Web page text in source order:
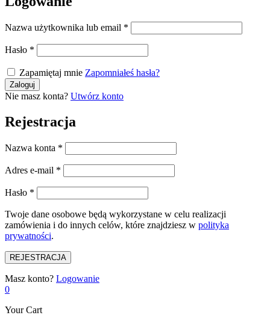
Nazwa użytkownika lub email *
Hasło *
Zapamiętaj mnie Zapomniałeś hasła?
Nie masz konta? Utwórz konto
Rejestracja
Nazwa konta *
Adres e-mail *
Hasło *
Twoje dane osobowe będą wykorzystane w celu realizacji
zamówienia i do innych celów, które znajdziesz w polityka
prywatności.
REJESTRACJA
Masz konto? Logowanie
0
Your Cart